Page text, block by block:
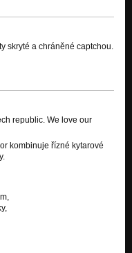
skryté a chráněné captchou.
republic. We love our
kombinuje řízné kytarové